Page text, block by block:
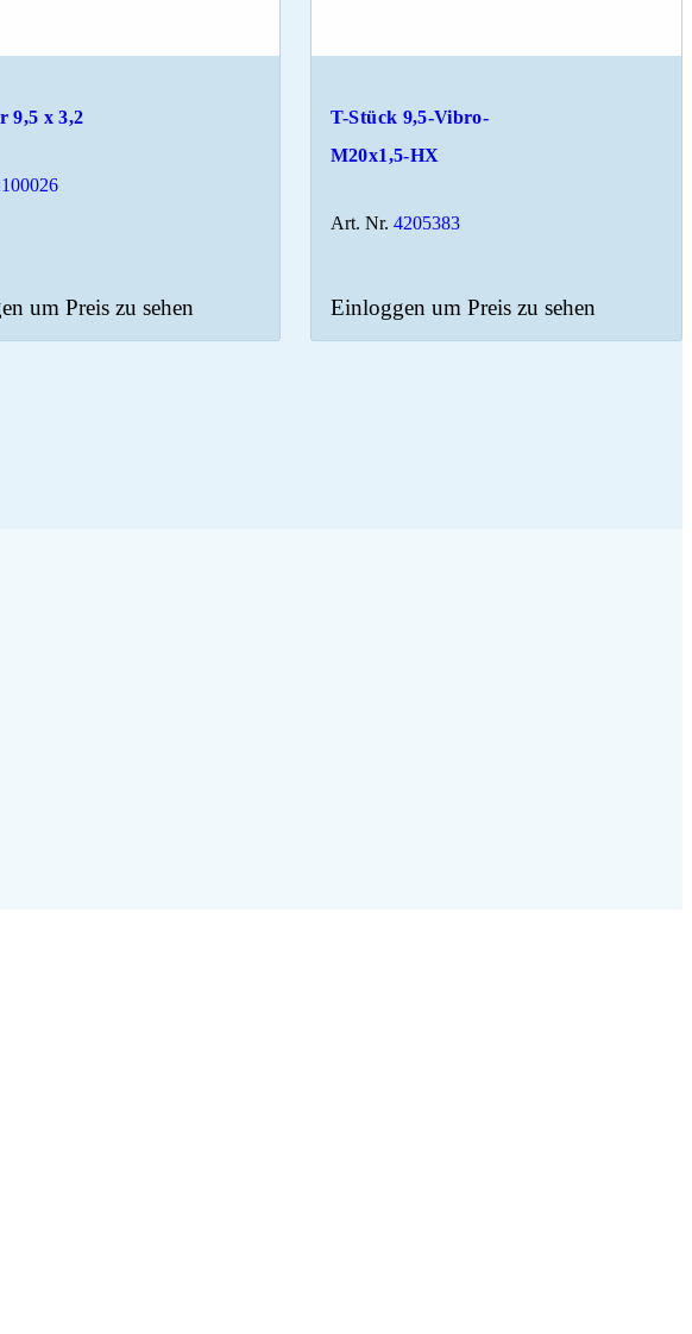
9,5 x 3,2
um Preis zu sehen
T-Stück 9,5-Vibro-
M20x1,5-HX
Art. Nr. 4205383
Einloggen um Preis zu sehen